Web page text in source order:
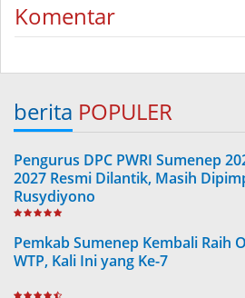
Komentar
berita POPULER
Pengurus DPC PWRI Sumenep
2027 Resmi Dilantik, Masih
Rusydiyono
Pemkab Sumenep Kembali Raih
WTP, Kali Ini yang Ke-7